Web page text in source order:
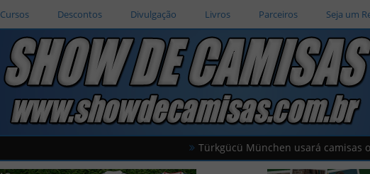
Cursos Descontos Divulgação Livros Parceiros Seja um
Türkgücü München usará camisas oficiais da